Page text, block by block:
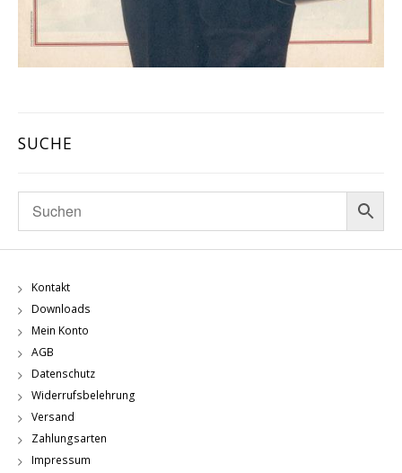
SUCHE
Kontakt
Downloads
Mein Konto
AGB
Datenschutz
Widerrufsbelehrung
Versand
Zahlungsarten
Impressum